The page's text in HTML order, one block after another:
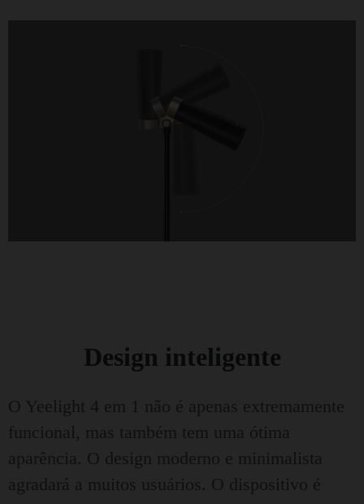
Design inteligente
O Yeelight 4 em 1 não é apenas extremamente
funcional, mas também tem uma ótima
aparência. O design moderno e minimalista
agradará a muitos usuários. O dispositivo é